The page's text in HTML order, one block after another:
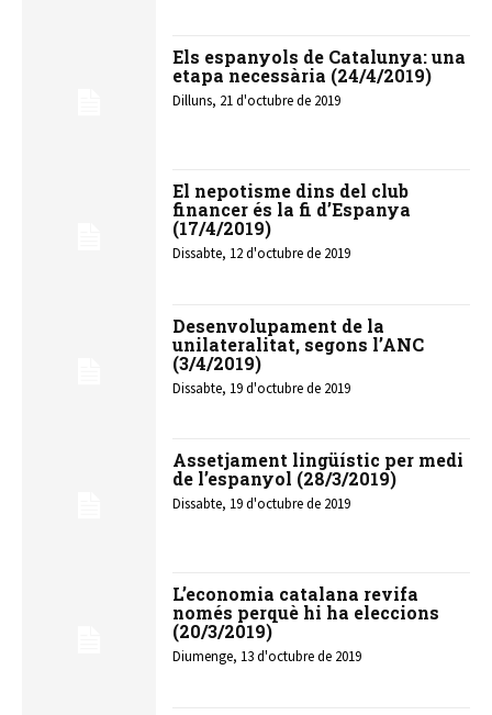
Els espanyols de Catalunya: una
etapa necessària (24/4/2019)
Dilluns, 21 d'octubre de 2019
El nepotisme dins del club
financer és la fi d’Espanya
(17/4/2019)
Dissabte, 12 d'octubre de 2019
Desenvolupament de la
unilateralitat, segons l’ANC
(3/4/2019)
Dissabte, 19 d'octubre de 2019
Assetjament lingüístic per medi
de l’espanyol (28/3/2019)
Dissabte, 19 d'octubre de 2019
L’economia catalana revifa
només perquè hi ha eleccions
(20/3/2019)
Diumenge, 13 d'octubre de 2019